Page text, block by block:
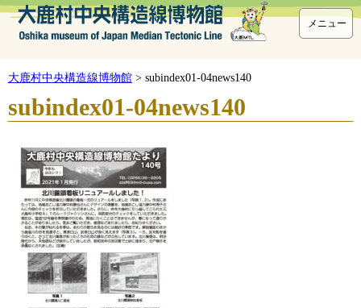
メニュー
大鹿村中央構造線博物館 > subindex01-04news140
subindex01-04news140